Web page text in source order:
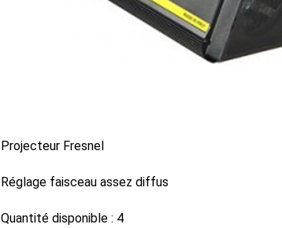
Projecteur Fresnel
Réglage faisceau assez diffus
Quantité disponible : 4